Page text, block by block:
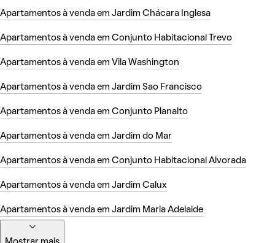
Apartamentos à venda em Jardim Chácara Inglesa
Apartamentos à venda em Conjunto Habitacional Trevo
Apartamentos à venda em Vila Washington
Apartamentos à venda em Jardim Sao Francisco
Apartamentos à venda em Conjunto Planalto
Apartamentos à venda em Jardim do Mar
Apartamentos à venda em Conjunto Habitacional Alvorada
Apartamentos à venda em Jardim Calux
Apartamentos à venda em Jardim Maria Adelaide